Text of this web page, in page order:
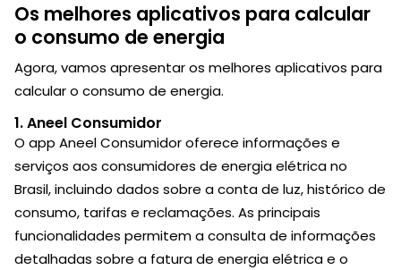
Os melhores aplicativos para calcular
o consumo de energia
Agora, vamos apresentar os melhores aplicativos para
calcular o consumo de energia.
1. Aneel Consumidor
O app Aneel Consumidor oferece informações e
serviços aos consumidores de energia elétrica no
Brasil, incluindo dados sobre a conta de luz, histórico de
consumo, tarifas e reclamações. As principais
funcionalidades permitem a consulta de informações
detalhadas sobre a fatura de energia elétrica e o